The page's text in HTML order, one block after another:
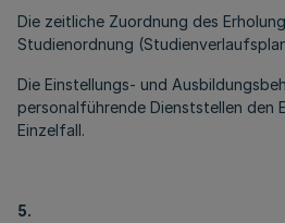
Die zeitliche Zuordnung des
Studienordnung
Die Einstellungs- und
personalführende Dienststellen den
Einzelfall.
5.